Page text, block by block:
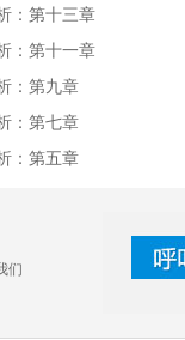
：第十三章
：第十一章
：第九章
：第七章
：第五章
们